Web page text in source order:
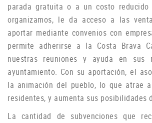
parada gratuita o a un costo
organizamos, le da acceso a las
aportar mediante convenios con
permite adherirse a la Costa Brava
nuestras reuniones y ayuda en sus
ayuntamiento. Con su aportación, el
la animación del pueblo, lo que atrae
residentes, y aumenta sus posibilidades
La cantidad de subvenciones que